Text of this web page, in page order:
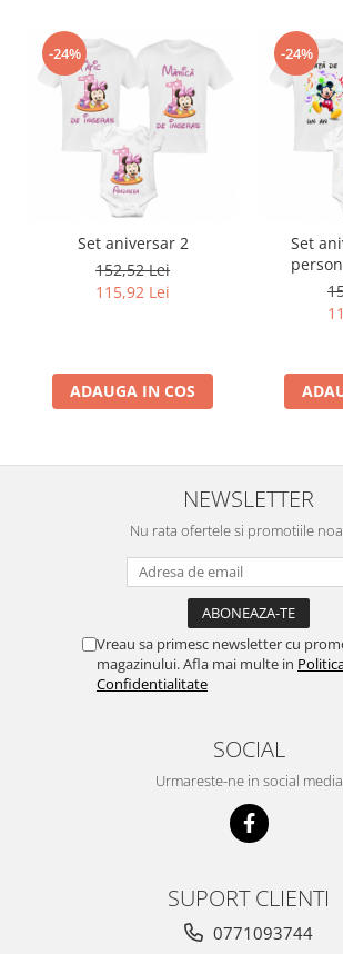
-24%
Set aniversar 2
152,52 Lei
115,92 Lei
ADAUGA IN COS
-24%
Set
NEWSLETTER
Nu rata ofertele si promotiile
Vreau sa primesc newsletter cu
magazinului. Afla mai multe in
Confidentialitate
SOCIAL
Urmareste-ne in social media
SUPORT CLIENTI
0771093744